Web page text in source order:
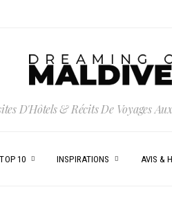
D'Hôtels & Récits De Voyages
TOP 10 INSPIRATIONS AVIS &